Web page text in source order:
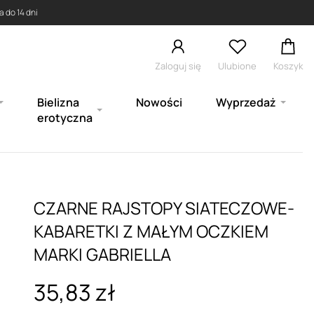
do 14 dni
Zaloguj się Ulubione Koszyk
Bielizna
erotyczna
Nowości Wyprzedaż
CZARNE RAJSTOPY SIATECZOWE-
KABARETKI Z MAŁYM OCZKIEM
MARKI GABRIELLA
35,83 zł